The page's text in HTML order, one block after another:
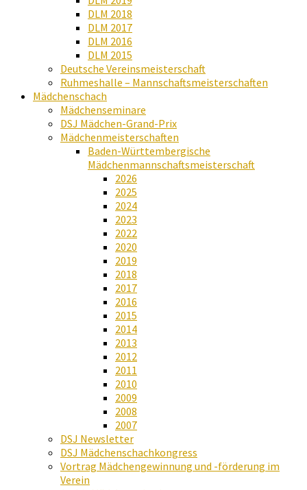
DLM 2018
DLM 2017
DLM 2016
DLM 2015
Deutsche Vereinsmeisterschaft
Ruhmeshalle – Mannschaftsmeisterschaften
Mädchenschach
Mädchenseminare
DSJ Mädchen-Grand-Prix
Mädchenmeisterschaften
Baden-Württembergische
Mädchenmannschaftsmeisterschaft
2026
2025
2024
2023
2022
2020
2019
2018
2017
2016
2015
2014
2013
2012
2011
2010
2009
2008
2007
DSJ Newsletter
DSJ Mädchenschachkongress
Vortrag Mädchengewinnung und -förderung im
Verein